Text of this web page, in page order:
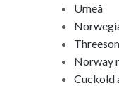
Umeå
Norway
Cuckold